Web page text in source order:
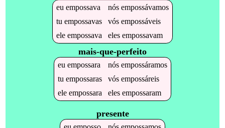
eu empossava nós empossávamos
tu empossavas vós empossáveis
ele empossava eles empossavam
mais-que-perfeito
eu empossara nós empossáramos
tu empossaras vós empossáreis
ele empossara eles empossaram
presente